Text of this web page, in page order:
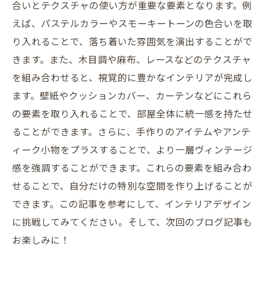
合いとテクスチャの使い方が重要な要素となります。例
えば、パステルカラーやスモーキートーンの色合いを取
り入れることで、落ち着いた雰囲気を演出することがで
きます。また、木目調や麻布、レースなどのテクスチャ
を組み合わせると、視覚的に豊かなインテリアが完成し
ます。壁紙やクッションカバー、カーテンなどにこれら
の要素を取り入れることで、部屋全体に統一感を持たせ
ることができます。さらに、手作りのアイテムやアンテ
ィーク小物をプラスすることで、より一層ヴィンテージ
感を強調することができます。これらの要素を組み合わ
せることで、自分だけの特別な空間を作り上げることが
できます。この記事を参考にして、インテリアデザイン
に挑戦してみてください。そして、次回のブログ記事も
お楽しみに！